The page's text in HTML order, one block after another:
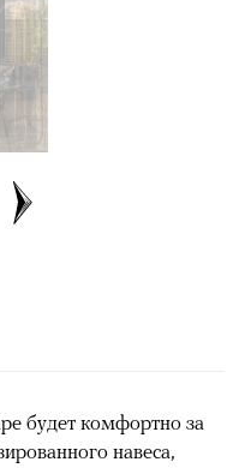
будет комфортно за
навеса,